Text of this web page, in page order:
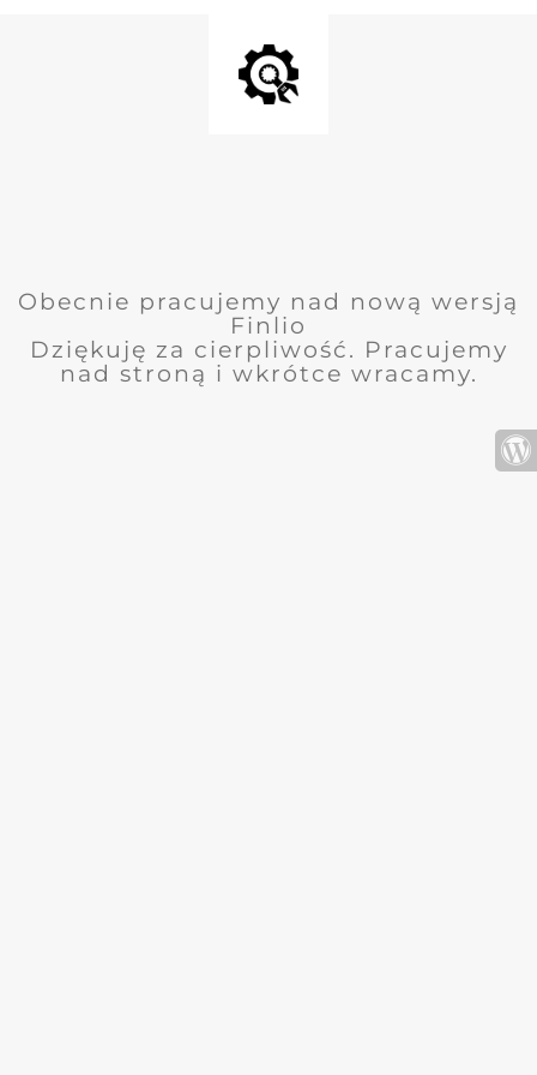
Obecnie pracujemy nad nową wersją
Finlio
Dziękuję za cierpliwość. Pracujemy
nad stroną i wkrótce wracamy.